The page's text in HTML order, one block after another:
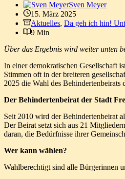
Sven Meyer
15. März 2025
Aktuelles, Da geh ich hin!
9 Min
Über das Ergebnis wird weiter unten
In einer demokratischen Gesellschaft
Stimmen oft in der breiteren
2025 die Wahl des
Der Behindertenbeirat der Stadt
Seit 2010 wird der Behindertenbeirat
Der Beirat setzt sich aus 21
daran, die Bedürfnisse ihrer
Wer kann wählen?
Wahlberechtigt sind alle Bürgerinnen